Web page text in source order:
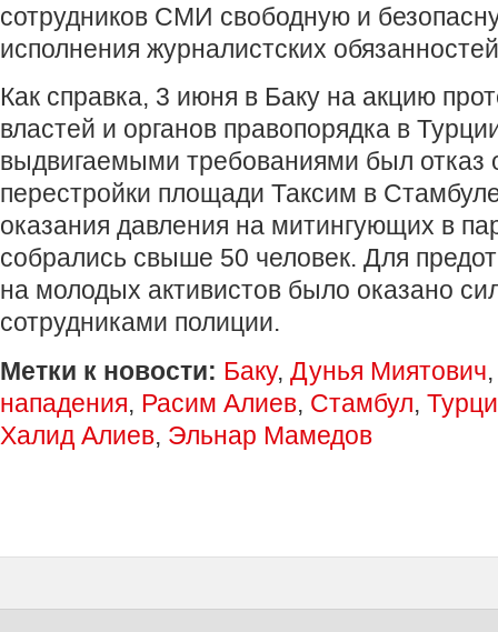
сотрудников СМИ свободную и
исполнения журналистских
Как справка, 3 июня в Баку на акцию
властей и органов правопорядка в
выдвигаемыми требованиями был отказ
перестройки площади Таксим в
оказания давления на митингующих в
собрались свыше 50 человек. Для
на молодых активистов было оказано
сотрудниками полиции.
Метки к новости: Баку, Дунья Миятович
нападения, Расим Алиев, Стамбул,
Халид Алиев, Эльнар Мамедов